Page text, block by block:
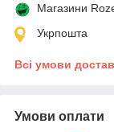
Магазини
Укрпошта
Всі умови
Умови оплати